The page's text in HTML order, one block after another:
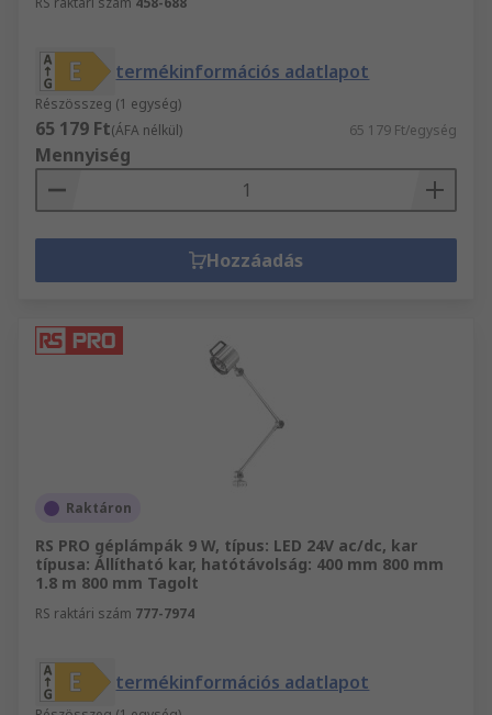
termékinformációs adatlapot
Részösszeg (1 egység)
65 179 Ft(ÁFA nélkül) 65 179 Ft/egység
Mennyiség
Hozzáadás
Raktáron
RS PRO géplámpák 9 W, típus: LED 24V ac/dc, kar
típusa: Állítható kar, hatótávolság: 400 mm 800 mm
1.8 m 800 mm Tagolt
RS raktári szám 777-7974
termékinformációs adatlapot